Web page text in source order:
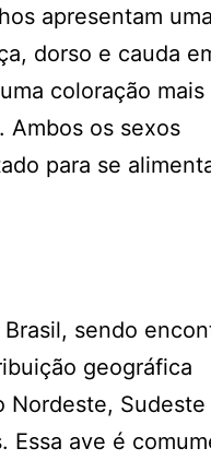
apresentam uma
dorso e cauda
coloração mais
Ambos os sexos
para se
sendo
geográfica
Nordeste, Sudeste
Essa ave é